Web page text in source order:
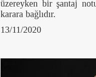
üzereyken bir şantaj
karara bağlıdır.
13/11/2020